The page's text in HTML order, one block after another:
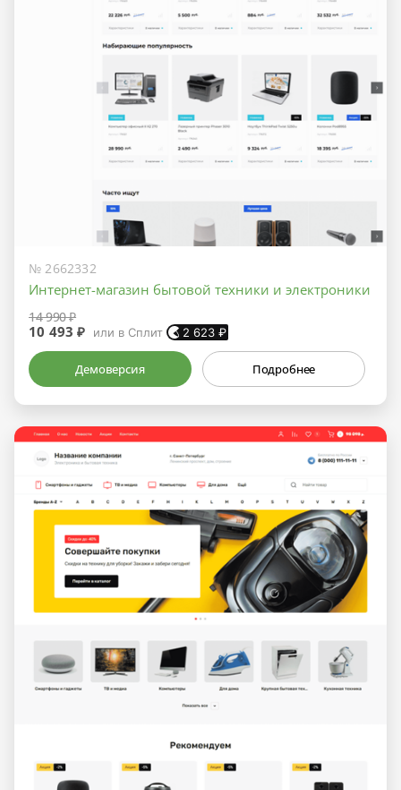
№ 2662332
Интернет-магазин бытовой техники и электроники
14 990 ₽
10 493 ₽ или в Сплит 2 623₽
Демоверсия Подробнее